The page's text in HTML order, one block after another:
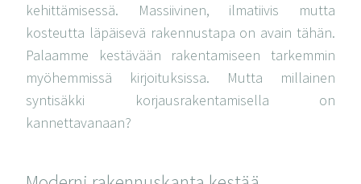
kehittämisessä. Massiivinen, ilmatiivis mutta
kosteutta läpäisevä rakennustapa on avain tähän.
Palaamme kestävään rakentamiseen tarkemmin
myöhemmissä kirjoituksissa. Mutta millainen
syntisäkki korjausrakentamisella on
kannettavanaan?